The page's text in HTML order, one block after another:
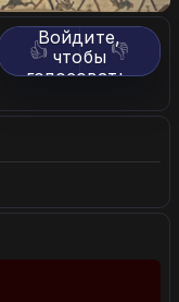
👍 👎
Войдите,
чтобы
голосовать.